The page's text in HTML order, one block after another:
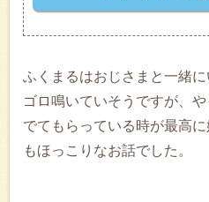
ふくまるはおじさまと一緒
ゴロ鳴いていそうですが、
でてもらっている時が最高
もほっこりなお話でした。